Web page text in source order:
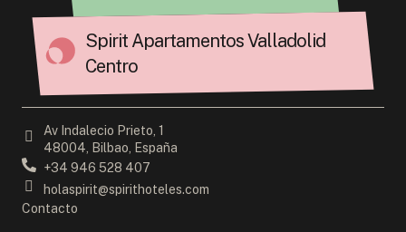
Spirit Apartamentos Valladolid
Centro
Av Indalecio Prieto, 1
48004, Bilbao, España
+34 946 528 407
holaspirit@spirithoteles.com
Contacto